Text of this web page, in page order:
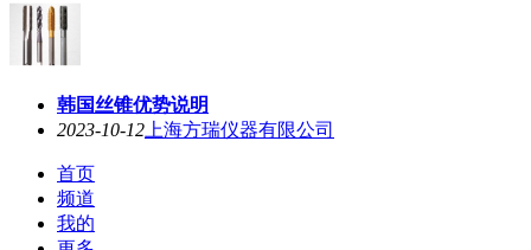
韩国丝锥优势说明
2023-10-12 上海方瑞仪器有限公司
首页
频道
我的